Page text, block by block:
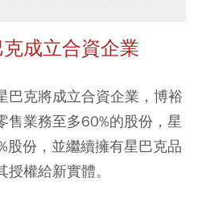
成立合資企業
巴克將成立合資企業，博裕
售業務至多60%的股份，星
股份，並繼續擁有星巴克品
權給新實體。